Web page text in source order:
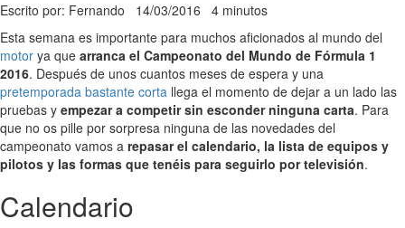
Escrito por: Fernando 14/03/2016 4 minutos
Esta semana es importante para muchos aficionados al mundo del
motor ya que arranca el Campeonato del Mundo de Fórmula 1
2016. Después de unos cuantos meses de espera y una
pretemporada bastante corta llega el momento de dejar a un lado las
pruebas y empezar a competir sin esconder ninguna carta. Para
que no os pille por sorpresa ninguna de las novedades del
campeonato vamos a repasar el calendario, la lista de equipos y
pilotos y las formas que tenéis para seguirlo por televisión.
Calendario